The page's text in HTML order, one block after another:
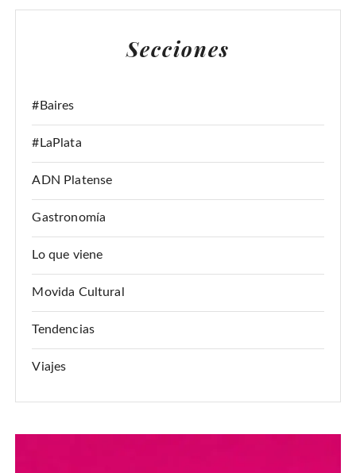
C
Secciones
#Baires
#LaPlata
ADN Platense
Gastronomía
Lo que viene
Movida Cultural
Tendencias
Viajes